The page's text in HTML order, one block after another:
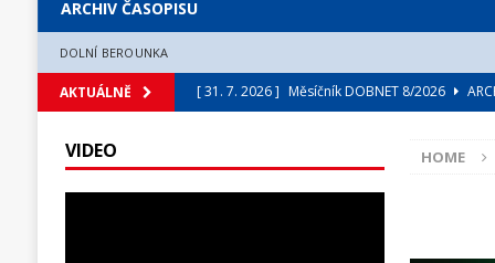
ARCHIV ČASOPISU
DOLNÍ BEROUNKA
AKTUÁLNĚ [ 31. 7. 2026 ] Měsíčník DOBNET 8/2026
[ 31. 7. 2026 ] Jednou Slavoj, vždycky Slavoj!
Zámek Liteň rozezní hvězdně
HOME
VIDEO